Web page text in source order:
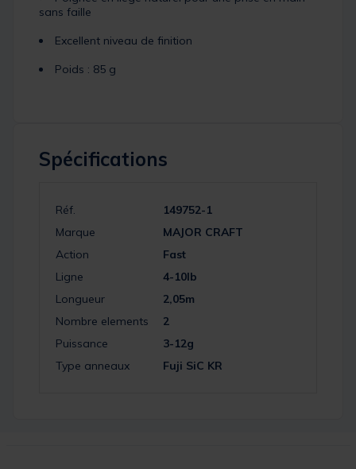
sans faille
Excellent niveau de finition
Poids : 85 g
Spécifications
Réf.
149752-1
Marque
MAJOR CRAFT
Action
Fast
Ligne
4-10lb
Longueur
2,05m
Nombre elements
2
Puissance
3-12g
Type anneaux
Fuji SiC KR